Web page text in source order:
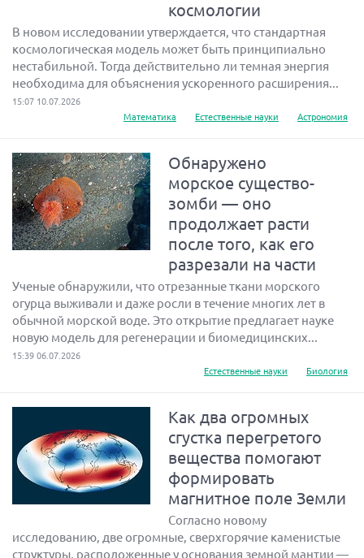
космологии
В новом исследовании утверждается, что стандартная
космологическая модель может быть принципиально
нестабильной. Тогда действительно ли темная энергия
необходима для объяснения ускоренного расширения...
15:07 10.07.2026
Математика
Естественные науки Астрономия
Обнаружено
морское существо-
зомби — оно
продолжает расти
после того, как его
разрезали на части
Ученые обнаружили, что отрезанные ткани морского
огурца выживали и даже росли в течение многих лет в
обычной морской воде. Это открытие предлагает науке
новую модель для регенерации и биомедицинских...
15:39 06.07.2026
Естественные науки
Биология
Как два огромных
сгустка перегретого
вещества помогают
формировать
магнитное поле Земли
Согласно новому
исследованию, две огромные, сверхгорячие каменистые
структуры, расположенные у основания земной мантии —